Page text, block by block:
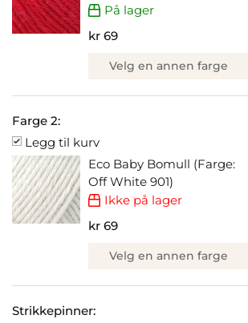
På lager
kr 69
Velg en annen farge
Farge 2:
Legg til kurv
Eco Baby Bomull (Farge:
Off White 901)
Ikke på lager
kr 69
Velg en annen farge
Strikkepinner: